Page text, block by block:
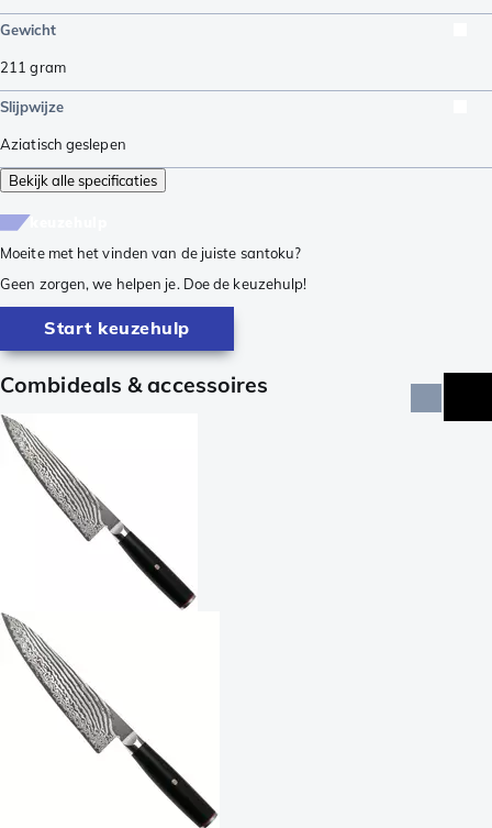
Gewicht
211 gram
Slijpwijze
Aziatisch geslepen
Bekijk alle specificaties
Moeite met het vinden van de juiste santoku?
Geen zorgen, we helpen je. Doe de keuzehulp!
Start keuzehulp
Combideals & accessoires